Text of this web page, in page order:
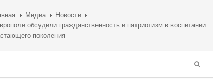
Медиа
Новости
обсудили гражданственность и патриотизм в воспитании
поколения